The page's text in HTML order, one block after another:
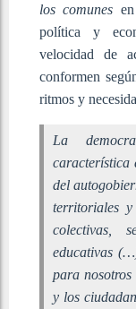
los comunes
política y
velocidad de
conformen
ritmos y
La
característica
del
territoriales y
colectivas,
educativas
para
y los